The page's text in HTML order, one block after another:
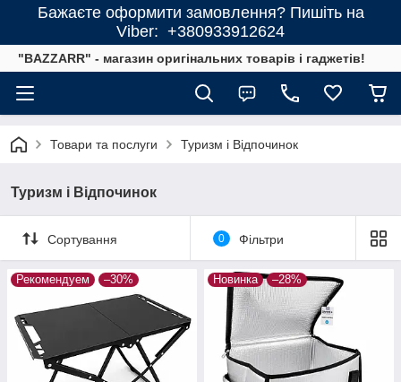
Бажаєте оформити замовлення? Пишіть на
Viber: +380933912624
"BAZZARR" - магазин оригінальних товарів і гаджетів!
Товари та послуги Туризм і Відпочинок
Туризм і Відпочинок
Сортування 0 Фільтри
Рекомендуем –30% Новинка –28%